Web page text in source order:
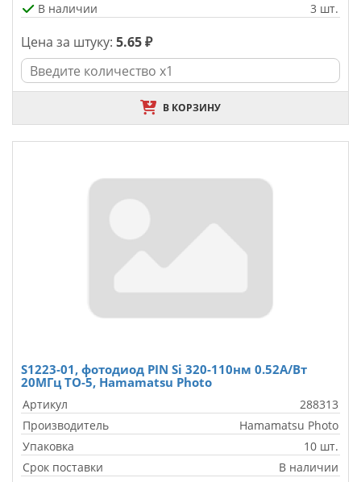
В наличии
3 шт.
Цена за штуку: 5.65 ₽
В КОРЗИНУ
S1223-01, фотодиод PIN Si 320-110нм 0.52А/Вт
20МГц ТО-5, Hamamatsu Photo
Артикул
288313
Производитель
Hamamatsu Photo
Упаковка
10 шт.
Срок поставки
В наличии